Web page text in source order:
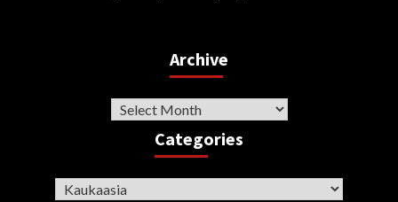
Archive
Archive
Categories
Categories